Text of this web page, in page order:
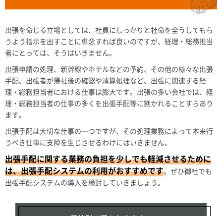
出張を命じる立場としては、社員にしっかりと社命を全うしてもら
うよう指示を出すことに専念すれば良いのですが、経理・総務担当
者にとっては、そうはいきません。
出張申請の処理、新幹線やホテルなどの予約、その他の様々な出張
手配、出張者が帰社後の確認や清算処理など、出張に関連する経
理・総務担当者における仕事は膨大です。出張の多い会社では、経
理・総務担当者の仕事の多くを出張手配等に割かれることすらあり
ます。
出張手配は大切な仕事の一つですが、その処理業務によって本来行
うべき仕事に支障を生じさせるわけにはいきません。
出張手配に関する業務の負担を少しでも軽減させるために
は、出張手配システムの利用がおすすめです。ぜひ御社でも
出張手配システムの導入を検討していきましょう。